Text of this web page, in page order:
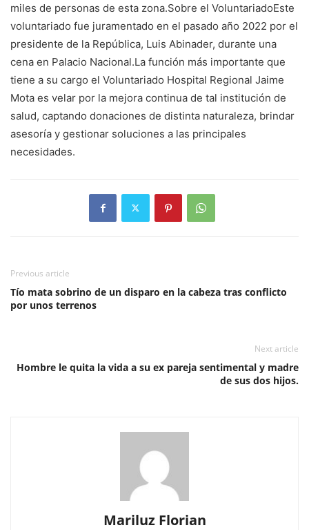
miles de personas de esta zona.Sobre el VoluntariadoEste
voluntariado fue juramentado en el pasado año 2022 por el
presidente de la República, Luis Abinader, durante una
cena en Palacio Nacional.La función más importante que
tiene a su cargo el Voluntariado Hospital Regional Jaime
Mota es velar por la mejora continua de tal institución de
salud, captando donaciones de distinta naturaleza, brindar
asesoría y gestionar soluciones a las principales
necesidades.
Previous article
Tío mata sobrino de un disparo en la cabeza tras conflicto
por unos terrenos
Next article
Hombre le quita la vida a su ex pareja sentimental y madre
de sus dos hijos.
Mariluz Florian